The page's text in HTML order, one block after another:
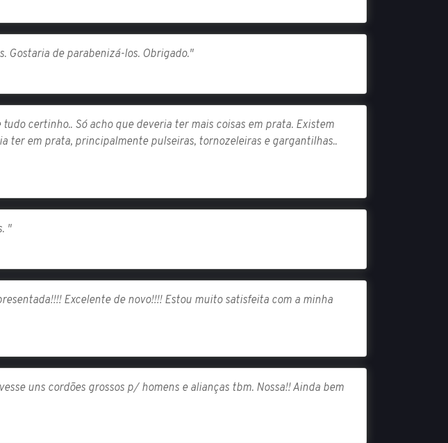
Gostaria de parabenizá-los. Obrigado."
certinho.. Só acho que deveria ter mais coisas em prata. Existem
ter em prata, principalmente pulseiras, tornozeleiras e gargantilhas..
"
Excelente de novo!!!! Estou muito satisfeita com a minha
uns cordões grossos p/ homens e alianças tbm. Nossa!! Ainda bem